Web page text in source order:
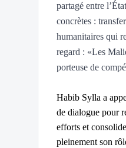
partagé entre
concrètes :
humanitaires qui
regard : «Les
porteuse de
Habib Sylla a
de dialogue pour
efforts et
pleinement son